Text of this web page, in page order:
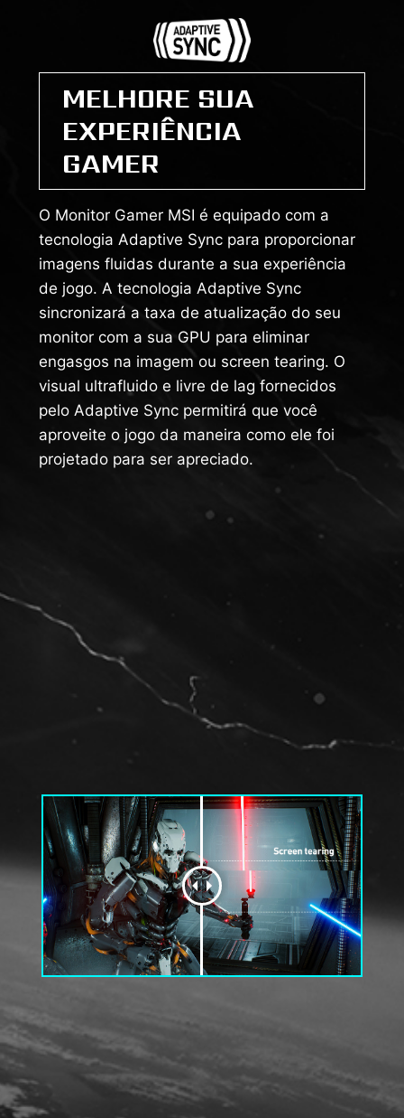
MELHORE SUA
EXPERIÊNCIA
GAMER
O Monitor Gamer MSI é equipado com a
tecnologia Adaptive Sync para proporcionar
imagens fluidas durante a sua experiência
de jogo. A tecnologia Adaptive Sync
sincronizará a taxa de atualização do seu
monitor com a sua GPU para eliminar
engasgos na imagem ou screen tearing. O
visual ultrafluido e livre de lag fornecidos
pelo Adaptive Sync permitirá que você
aproveite o jogo da maneira como ele foi
projetado para ser apreciado.